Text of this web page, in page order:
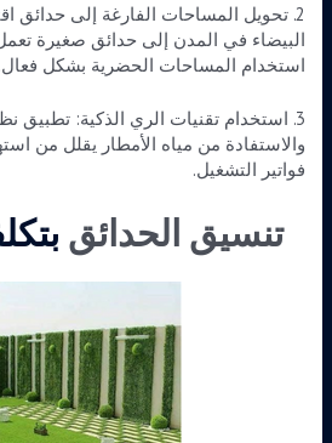
2. تحويل المساحات الفارغة إلى حدائق
البيضاء في المدن إلى حدائق صغيرة
استخدام المساحات الحضرية بشكل فعال.
3. استخدام تقنيات الري الذكية: تطبيق
والاستفادة من مياه الأمطار يقلل من
فواتير التشغيل.
تنسيق الحدائق